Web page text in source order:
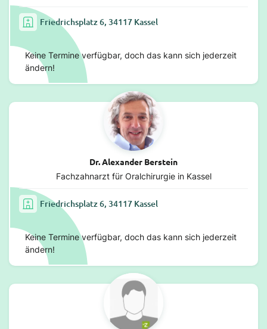
Friedrichsplatz 6, 34117 Kassel
Keine Termine verfügbar, doch das kann sich jederzeit
ändern!
Dr. Alexander Berstein
Fachzahnarzt für Oralchirurgie in Kassel
Friedrichsplatz 6, 34117 Kassel
Keine Termine verfügbar, doch das kann sich jederzeit
ändern!